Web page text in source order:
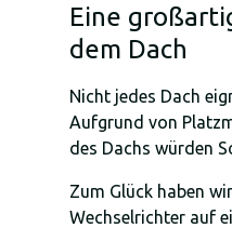
Eine
dem Dach
Nicht jedes Dach
Aufgrund von
des Dachs würden
Zum Glück haben
Wechselrichter auf